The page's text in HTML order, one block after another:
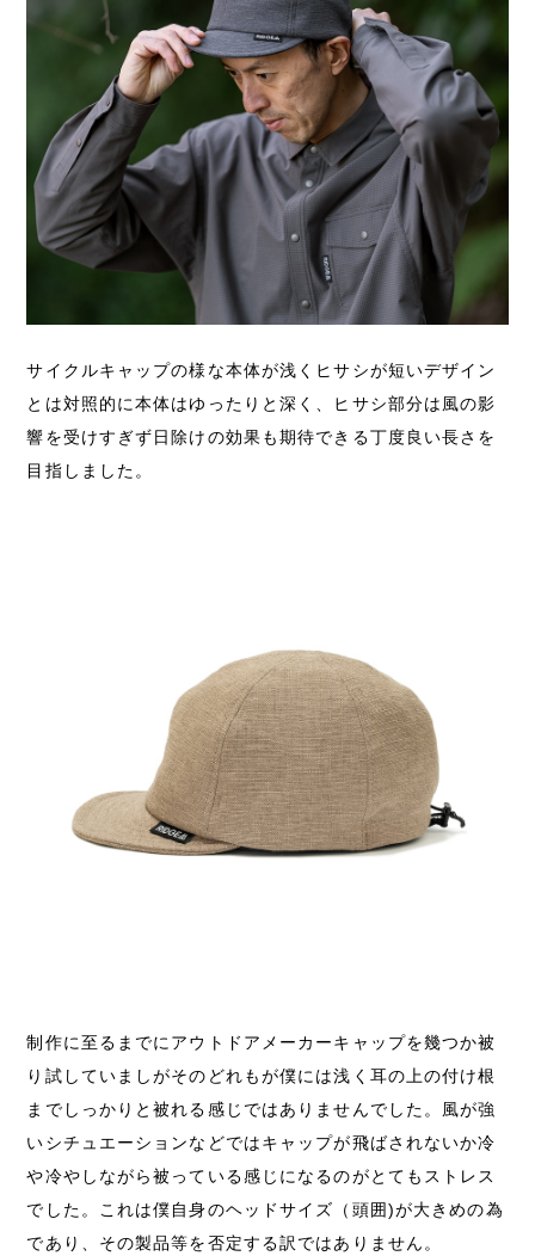
サイクルキャップの様な本体が浅くヒサシが短いデザイン
とは対照的に本体はゆったりと深く、ヒサシ部分は風の影
響を受けすぎず日除けの効果も期待できる丁度良い長さを
目指しました。
制作に至るまでにアウトドアメーカーキャップを幾つか被
り試していましがそのどれもが僕には浅く耳の上の付け根
までしっかりと被れる感じではありませんでした。風が強
いシチュエーションなどではキャップが飛ばされないか冷
や冷やしながら被っている感じになるのがとてもストレス
でした。これは僕自身のヘッドサイズ（頭囲)が大きめの為
であり、その製品等を否定する訳ではありません。